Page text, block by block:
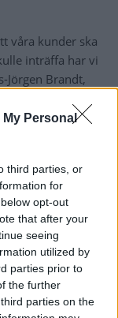
My Personal
third parties, or
for
opt-out
that after your
seeing
utilized by
parties prior to
the further
parties on the
våra kunder ska
inträffa har vi
Jörgen Brandt,
630
bilar som
en
för krockkudden
och är